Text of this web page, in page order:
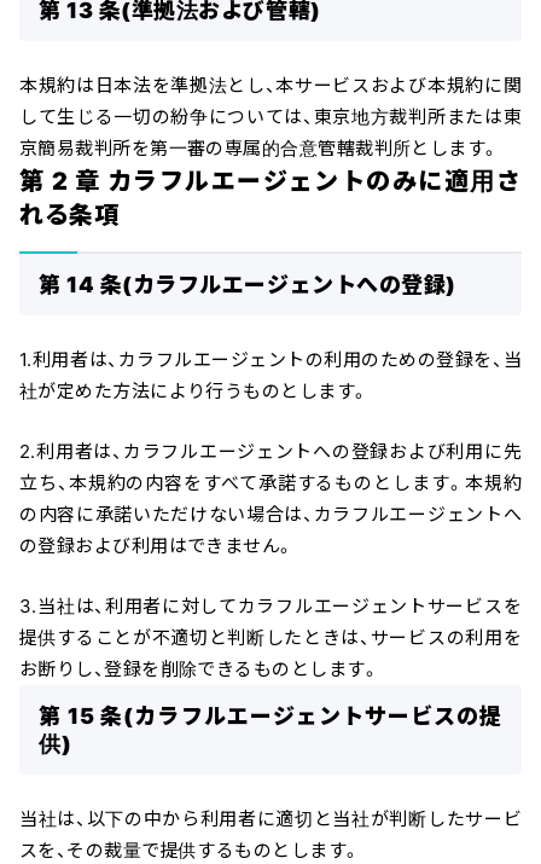
第 13 条(準拠法および管轄)
本規約は日本法を準拠法とし、本サービスおよび本規約に関
して生じる一切の紛争については、東京地方裁判所または東
京簡易裁判所を第一審の専属的合意管轄裁判所とします。
第 2 章 カラフルエージェントのみに適用さ
れる条項
第 14 条(カラフルエージェントへの登録)
1.利用者は、カラフルエージェントの利用のための登録を、当
社が定めた方法により行うものとします。
2.利用者は、カラフルエージェントへの登録および利用に先
立ち、本規約の内容をすべて承諾するものとします。本規約
の内容に承諾いただけない場合は、カラフルエージェントへ
の登録および利用はできません。
3.当社は、利用者に対してカラフルエージェントサービスを
提供することが不適切と判断したときは、サービスの利用を
お断りし、登録を削除できるものとします。
第 15 条(カラフルエージェントサービスの提
供)
当社は、以下の中から利用者に適切と当社が判断したサービ
スを、その裁量で提供するものとします。